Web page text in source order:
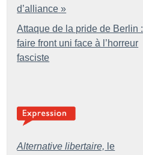
d’alliance »
Attaque de la pride de Berlin :
faire front uni face à l’horreur
fasciste
Alternative libertaire, le